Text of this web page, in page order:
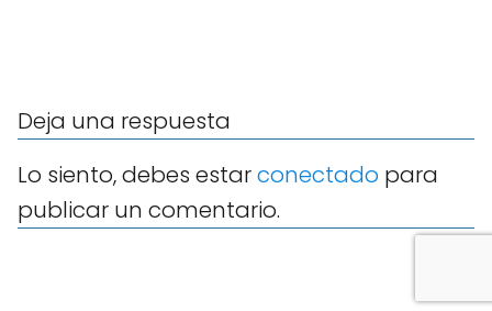
Deja una respuesta
Lo siento, debes estarconectado para
publicar un comentario.